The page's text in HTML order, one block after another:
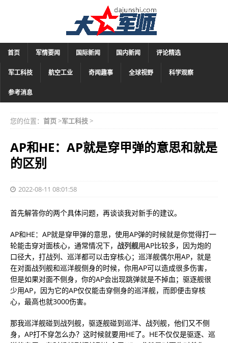
首页 军情要闻 国际新闻 国内新闻 评论精选
军工科技 航空工业 奇闻趣事 全球视野 科学观察
参考消息
您的位置： 首页>军工科技>
AP和HE：AP就是穿甲弹的意思和就是
的区别
2022-08-11 08:01:58
首先解答你的两个具体问题，再谈谈我对新手的建议。
AP和HE：AP就是穿甲弹的意思，使用AP弹的时候就是你觉得打一
轮能击穿对面核心，通常情况下， 战列舰用AP比较多，因为炮的
口径大，打战列、巡洋都可以击穿核心；巡洋舰偶尔用AP，就是
在对面战列舰和巡洋舰侧身的时候，你用AP可以造成很多伤害，
但是如果对面不侧身，你的AP会出现跳弹就是不掉血；驱逐舰很
少用AP，因为它的AP仅仅能击穿侧身的巡洋舰，而即便击穿核
心，最高也就3000伤害。
那我巡洋舰碰到战列舰，驱逐舰碰到巡洋、战列舰，他们又不侧
身，AP打不穿怎么办？这时候就要用HE了。HE不仅仅是驱逐、巡